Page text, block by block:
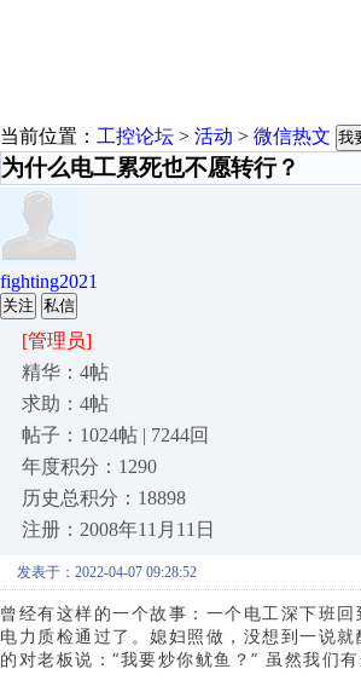
当前位置： 工控论坛 > 活动 > 微信热文 我
为什么电工累死也不愿转行？
fighting2021
关注 私信
[管理员]
精华：4帖
求助：4帖
帖子：1024帖 | 7244回
年度积分：1290
历史总积分：18898
注册：2008年11月11日
发表于：2022-04-07 09:28:52
曾经有这样的一个故事：一个电工深下班
电力质检通过了。媳妇照做，没想到一说
的对老板说：“我要炒你鱿鱼？” 虽然我们